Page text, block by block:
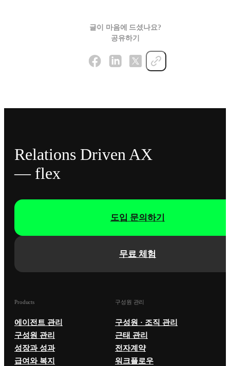
글이 마음에 드셨나요?
공유하기
Relations Driven AX
— flex
무료 체험
도입 문의하기
Products
에이전트 관리
구성원 관리
성장과 성과
급여와 복지
구성원 관리
구성원 · 조직 관리
근태 관리
전자계약
워크플로우